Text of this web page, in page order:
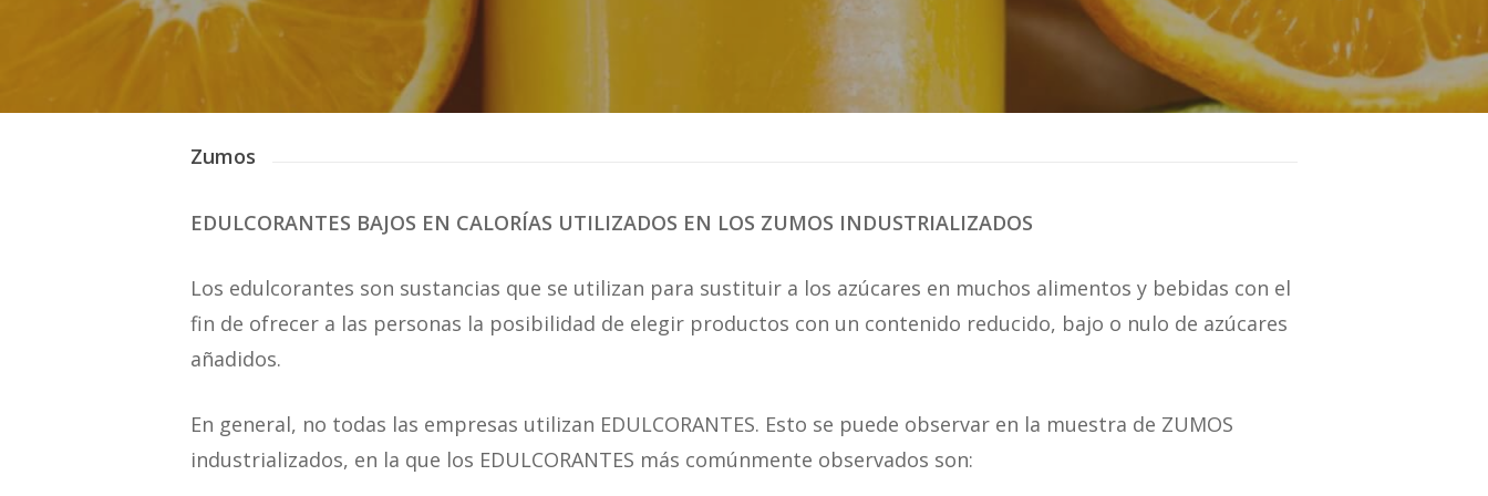
Zumos
EDULCORANTES BAJOS EN CALORÍAS UTILIZADOS EN LOS ZUMOS INDUSTRIALIZADOS
Los edulcorantes son sustancias que se utilizan para sustituir a los azúcares en muchos alimentos y bebidas con el
fin de ofrecer a las personas la posibilidad de elegir productos con un contenido reducido, bajo o nulo de azúcares
añadidos.
En general, no todas las empresas utilizan EDULCORANTES. Esto se puede observar en la muestra de ZUMOS
industrializados, en la que los EDULCORANTES más comúnmente observados son: